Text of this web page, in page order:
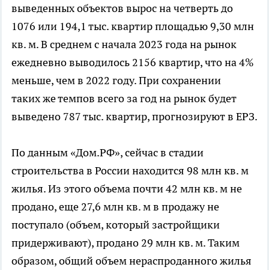
выведенных объектов вырос на четверть до
1076 или 194,1 тыс. квартир площадью 9,30 млн
кв. м. В среднем с начала 2023 года на рынок
ежедневно выводилось 2156 квартир, что на 4%
меньше, чем в 2022 году. При сохранении
таких же темпов всего за год на рынок будет
выведено 787 тыс. квартир, прогнозируют в ЕРЗ.
По данным «Дом.РФ», сейчас в стадии
строительства в России находится 98 млн кв. м
жилья. Из этого объема почти 42 млн кв. м не
продано, еще 27,6 млн кв. м в продажу не
поступало (объем, который застройщики
придерживают), продано 29 млн кв. м. Таким
образом, общий объем нераспроданного жилья